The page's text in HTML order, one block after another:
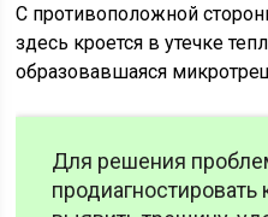
С противоположной
здесь кроется в утечке
образовавшаяся
Для решения
продиагностировать